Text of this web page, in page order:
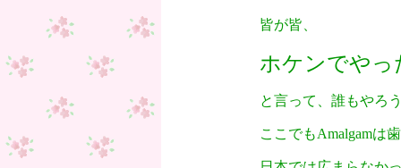
皆が皆、
ホケンでやっ
と言って、誰もやろ
ここでもAmalgamは